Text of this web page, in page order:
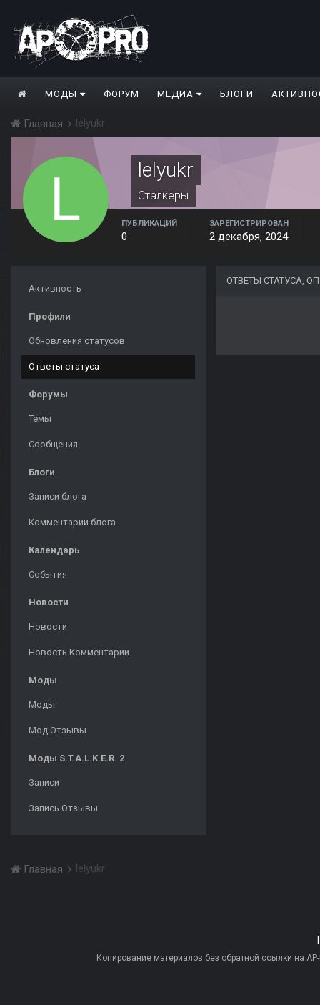
МОДЫ ФОРУМ МЕДИА БЛОГИ
Главная lelyukr
lelyukr
Сталкеры
ПУБЛИКАЦИЙ
0
ЗАРЕГИСТРИРОВАН
2 декабря, 2024
Активность
Профили
Обновления статусов
Ответы статуса
Форумы
Темы
Сообщения
Блоги
Записи блога
Комментарии блога
Календарь
События
Новости
Новости
Новость Комментарии
Моды
Моды
Мод Отзывы
Моды S.T.A.L.K.E.R. 2
Записи
Запись Отзывы
ОТВЕТЫ СТАТУСА,
Главная lelyukr
Копирование материалов без обратной ссылки на